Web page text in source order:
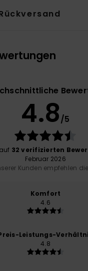
4.8/5
32 verifizierten
Februar 2026
Kunden empfehlen
Komfort
4.6
Leistungs-
4.8